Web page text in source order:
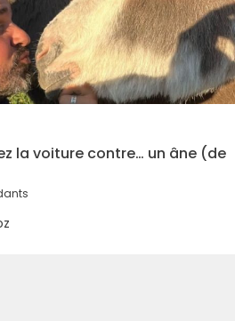
la voiture contre… un âne (de